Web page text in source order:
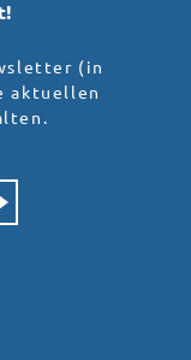
(in
aktuellen